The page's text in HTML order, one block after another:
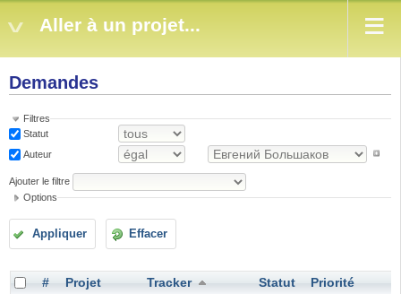
Aller à un projet...
Demandes
Filtres
Statut
Auteur
Ajouter le filtre
Options
Appliquer Effacer
# Projet Tracker Statut Priorité